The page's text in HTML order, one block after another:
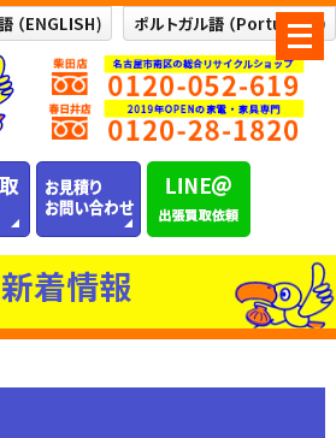
メ
ニ
ュ
ー
新着情報